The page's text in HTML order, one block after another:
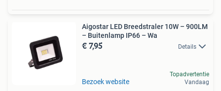
Aigostar LED Breedstraler 10W – 900LM
– Buitenlamp IP66 – Wa
€ 7,95 Details
Bezoek website
Topadvertentie
Vandaag